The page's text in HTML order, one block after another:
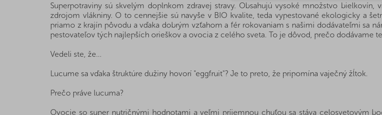
Superpotraviny sú skvelým doplnkom zdravej stravy. Obsahujú vysoké množstvo
zdrojom vlákniny. O to cennejšie sú navyše v BIO kvalite, teda vypestované ekologicky a
priamo z krajín pôvodu a vďaka dobrým vzťahom a fér rokovaniam s našimi dodávateľmi sa
pestovateľov tých najlepších orieškov a ovocia z celého sveta. To je dôvod, prečo dodávame
Vedeli ste, že…
Lucume sa vďaka štruktúre dužiny hovorí "eggfruit"? Je to preto, že pripomína vaječný žĺtok.
Prečo práve lucuma?
Ovocie so super nutričnými hodnotami a veľmi príjemnou chuťou sa stáva celosvetovým